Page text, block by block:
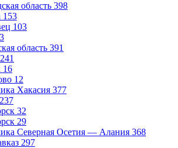
область 398
153
103
область 391
241
16
12
Хакасия 377
237
32
29
Северная Осетия — Алания 368
297